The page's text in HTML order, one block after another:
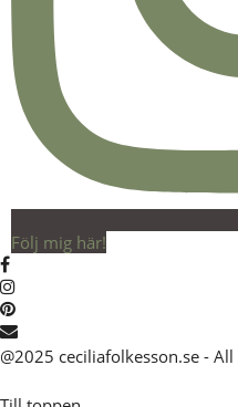
Följ mig här!
@2025 ceciliafolkesson.se - All